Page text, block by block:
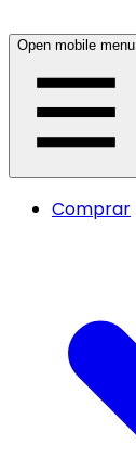
Open mobile menu
Comprar